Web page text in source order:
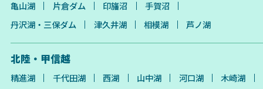
亀山湖
片倉ダム 印旛沼
手賀沼
丹沢湖・三保ダム
津久井湖 相模湖 芦ノ湖
北陸・甲信越
精進湖 千代田湖 西湖 山中湖 河口湖
木崎湖